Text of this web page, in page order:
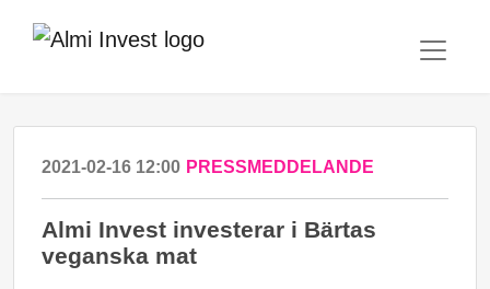
2021-02-16 12:00 PRESSMEDDELANDE
Almi Invest investerar i Bärtas
veganska mat